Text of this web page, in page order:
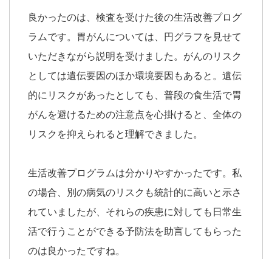
良かったのは、検査を受けた後の生活改善プログ
ラムです。胃がんについては、円グラフを見せて
いただきながら説明を受けました。がんのリスク
としては遺伝要因のほか環境要因もあると。遺伝
的にリスクがあったとしても、普段の食生活で胃
がんを避けるための注意点を心掛けると、全体の
リスクを抑えられると理解できました。
生活改善プログラムは分かりやすかったです。私
の場合、別の病気のリスクも統計的に高いと示さ
れていましたが、それらの疾患に対しても日常生
活で行うことができる予防法を助言してもらった
のは良かったですね。